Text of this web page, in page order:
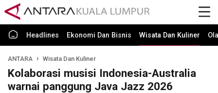
Headlines Ekonomi Dan Bisnis Wisata Dan Kuliner
ANTARA Wisata Dan Kuliner
Kolaborasi musisi Indonesia-Australia
warnai panggung Java Jazz 2026